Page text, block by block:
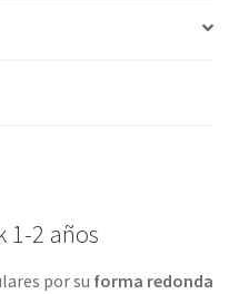
1-2 años
por su forma redonda